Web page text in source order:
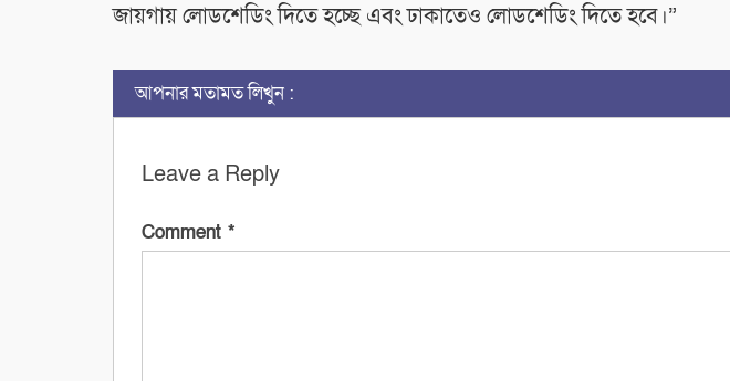
জায়গায় লোডশেডিং দিতে হচ্ছে এবং ঢাকাতেও লোডশেডিং দিতে হবে।”
আপনার মতামত লিখুন :
Leave a Reply
Comment *